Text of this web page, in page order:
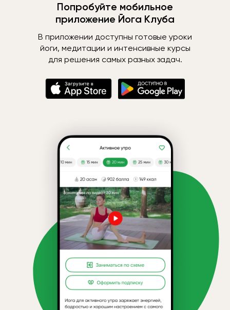
Попробуйте мобильное
приложение Йога Клуба
В приложении доступны готовые уроки
йоги, медитации и интенсивные курсы
для решения самых разных задач.